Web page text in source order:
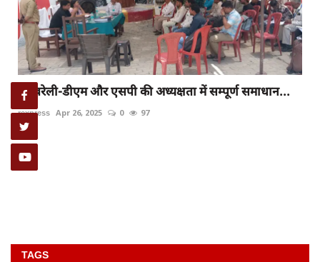
यूपी में शिक्षक भर्ती पर नया अपडेट, रिटायर्ड टीचरों के...
TAGS